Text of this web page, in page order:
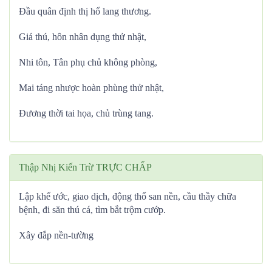
Đầu quân định thị hổ lang thương.
Giá thú, hôn nhân dụng thử nhật,
Nhi tôn, Tân phụ chủ không phòng,
Mai táng nhược hoàn phùng thử nhật,
Đương thời tai họa, chủ trùng tang.
Thập Nhị Kiến Trừ TRỰC CHẤP
Lập khế ước, giao dịch, động thổ san nền, cầu thầy chữa
bệnh, đi săn thú cá, tìm bắt trộm cướp.
Xây đắp nền-tường